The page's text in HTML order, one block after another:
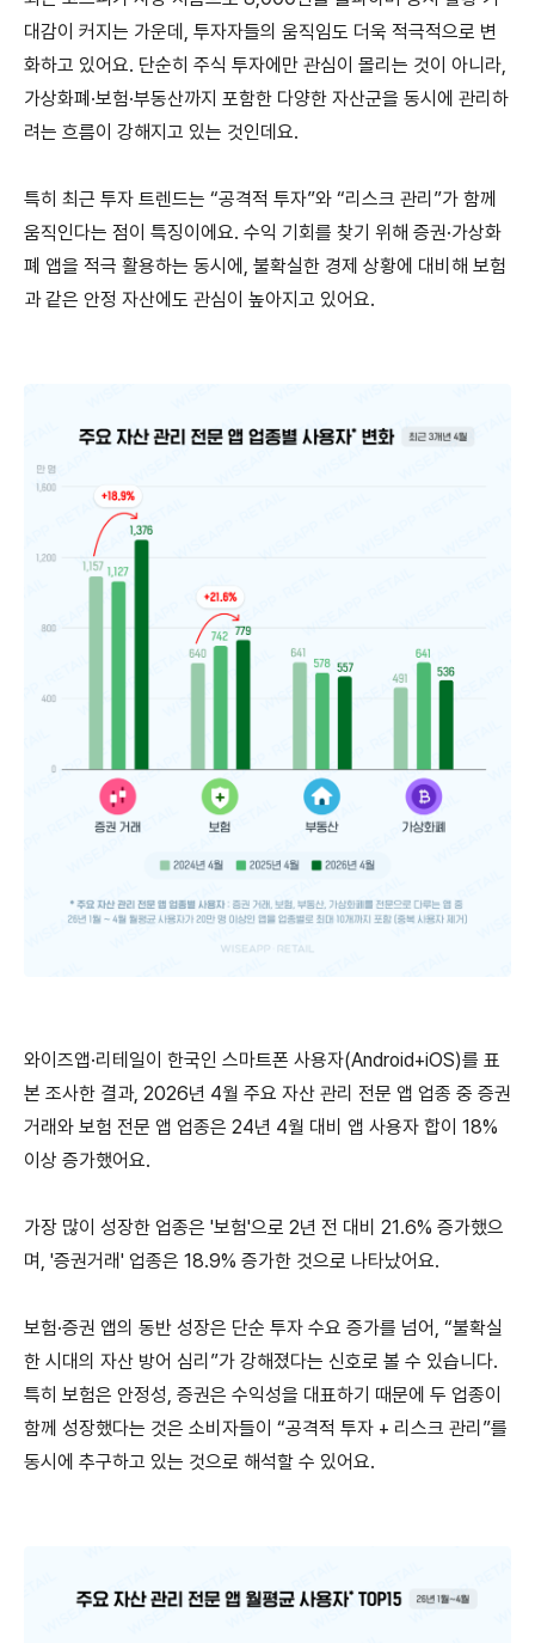
대감이 커지는 가운데, 투자자들의 움직임도 더욱 적극적으로 변
화하고 있어요. 단순히 주식 투자에만 관심이 몰리는 것이 아니라,
가상화폐·보험·부동산까지 포함한 다양한 자산군을 동시에 관리하
려는 흐름이 강해지고 있는 것인데요.
특히 최근 투자 트렌드는 “공격적 투자”와 “리스크 관리”가 함께
움직인다는 점이 특징이에요. 수익 기회를 찾기 위해 증권·가상화
폐 앱을 적극 활용하는 동시에, 불확실한 경제 상황에 대비해 보험
과 같은 안정 자산에도 관심이 높아지고 있어요.
와이즈앱·리테일이 한국인 스마트폰 사용자(Android+iOS)를 표
본 조사한 결과, 2026년 4월 주요 자산 관리 전문 앱 업종 중 증권
거래와 보험 전문 앱 업종은 24년 4월 대비 앱 사용자 합이 18%
이상 증가했어요.
가장 많이 성장한 업종은 '보험'으로 2년 전 대비 21.6% 증가했으
며, '증권거래' 업종은 18.9% 증가한 것으로 나타났어요.
보험·증권 앱의 동반 성장은 단순 투자 수요 증가를 넘어, “불확실
한 시대의 자산 방어 심리”가 강해졌다는 신호로 볼 수 있습니다.
특히 보험은 안정성, 증권은 수익성을 대표하기 때문에 두 업종이
함께 성장했다는 것은 소비자들이 “공격적 투자 + 리스크 관리”를
동시에 추구하고 있는 것으로 해석할 수 있어요.